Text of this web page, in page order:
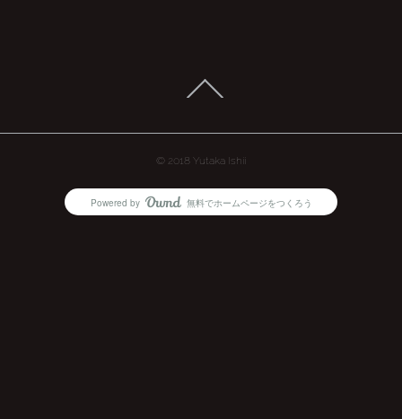
© 2018 Yutaka Ishii
Powered by AmebaOwnd
無料でホームページをつくろう